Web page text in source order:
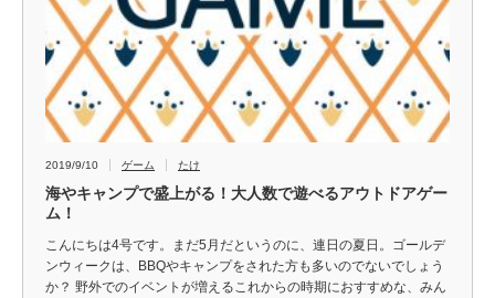
2019/9/10 ゲーム たけ
海やキャンプで盛上がる！大人数で遊べるアウトドアゲー
ム！
こんにちは4号です。まだ5月だというのに、連日の夏日。ゴールデ
ンウィークは、BBQやキャンプをされた方も多いのでないでしょう
か？ 野外でのイベントが増えるこれからの時期におすすめな、みん